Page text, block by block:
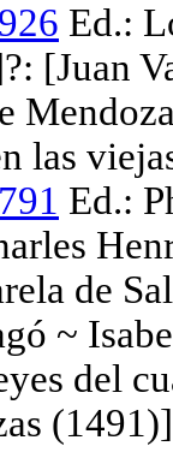
Ed.:
[Juan
las
Ed.:
de
~
del